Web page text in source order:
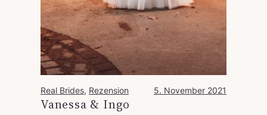
Real Brides, Rezension 5. November 2021
Vanessa & Ingo